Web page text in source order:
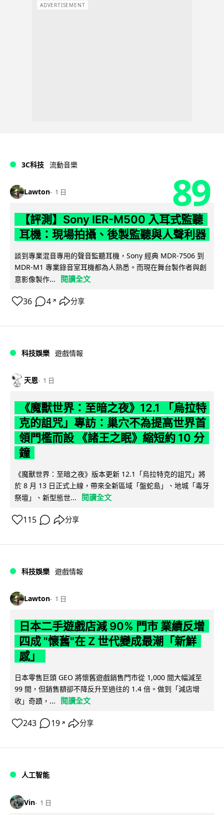
ADVERTISEMENT
3C科技 流動音樂
Lawton 1 日 89
【評測】Sony IER-M500 入耳式監聽
耳機：現場拍攝、後製監聽與人聲利器
談到專業混音專用的聲音監聽耳機，Sony 經典 MDR-7506 到
MDR-M1 專業錄音室耳機都為人熟悉。而現在舞台製作者與創
意影像製作...
閱讀全文
36 4 ↗ 分享
科技娛樂 遊戲情報
天恩 1 日
《魔獸世界：至暗之夜》12.1 「烏拉特
克的詛咒」專訪：巢穴不為提高世界首
領門檻而設 《諸王之眠》縮短約 10 分
鐘
《魔獸世界：至暗之夜》版本更新 12.1「烏拉特克的詛咒」將
於 8 月 13 日正式上線，帶來全新區域「盤蛇島」、地城「毒牙
祭壇」、新型態世...
閱讀全文
115 分享
科技娛樂 遊戲情報
Lawton 1 日
日本二手遊戲店減 90% 門市 業績反增
四成 "懷舊"在 Z 世代變成最潮「新鮮
感」
日本零售巨頭 GEO 將懷舊遊戲銷售門市從 1,000 間大幅減至
99 間，但銷售額卻不降反升至過往的 1.4 倍。做到「減店增
收」奇蹟，...
閱讀全文
243 19 ↗ 分享
人工智能
Vin 1 日